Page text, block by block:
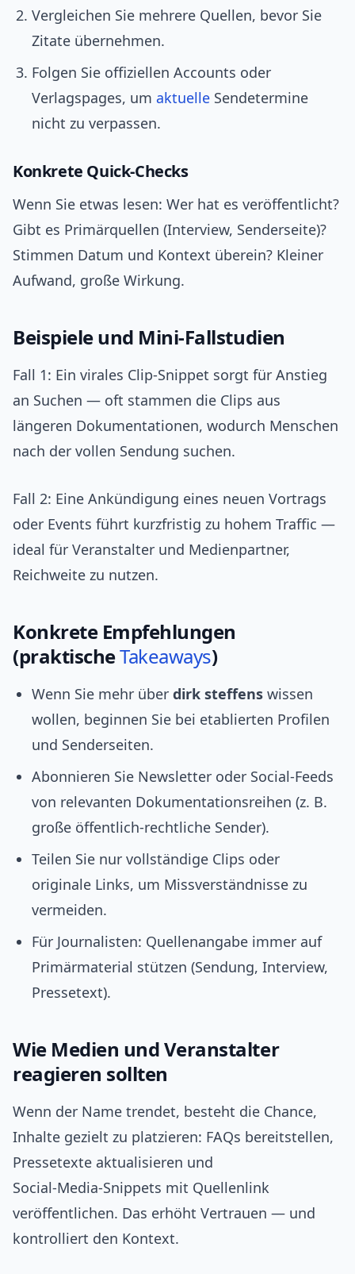
Vergleichen Sie mehrere Quellen, bevor Sie
Zitate übernehmen.
Folgen Sie offiziellen Accounts oder
Verlagspages, um aktuelle Sendetermine
nicht zu verpassen.
Konkrete Quick‑Checks
Wenn Sie etwas lesen: Wer hat es veröffentlicht?
Gibt es Primärquellen (Interview, Senderseite)?
Stimmen Datum und Kontext überein? Kleiner
Aufwand, große Wirkung.
Beispiele und Mini‑Fallstudien
Fall 1: Ein virales Clip‑Snippet sorgt für Anstieg
an Suchen — oft stammen die Clips aus
längeren Dokumentationen, wodurch Menschen
nach der vollen Sendung suchen.
Fall 2: Eine Ankündigung eines neuen Vortrags
oder Events führt kurzfristig zu hohem Traffic —
ideal für Veranstalter und Medienpartner,
Reichweite zu nutzen.
Konkrete Empfehlungen
(praktischeTakeaways)
Wenn Sie mehr über dirk steffens wissen
wollen, beginnen Sie bei etablierten Profilen
und Senderseiten.
Abonnieren Sie Newsletter oder Social‑Feeds
von relevanten Dokumentationsreihen (z. B.
große öffentlich‑rechtliche Sender).
Teilen Sie nur vollständige Clips oder
originale Links, um Missverständnisse zu
vermeiden.
Für Journalisten: Quellenangabe immer auf
Primärmaterial stützen (Sendung, Interview,
Pressetext).
Wie Medien und Veranstalter
reagieren sollten
Wenn der Name trendet, besteht die Chance,
Inhalte gezielt zu platzieren: FAQs bereitstellen,
Pressetexte aktualisieren und
Social‑Media‑Snippets mit Quellenlink
veröffentlichen. Das erhöht Vertrauen — und
kontrolliert den Kontext.